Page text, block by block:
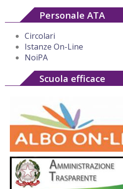
Personale ATA
Circolari
Istanze On-Line
NoiPA
Scuola efficace